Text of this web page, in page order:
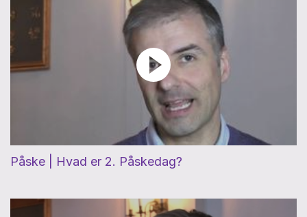
Påske | Hvad er 2. Påskedag?